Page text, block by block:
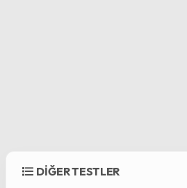
DİĞER TESTLER